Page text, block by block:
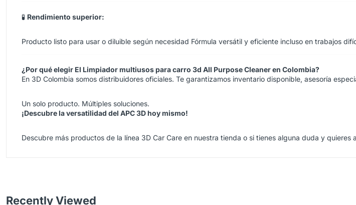
🧪 Rendimiento superior:
Producto listo para usar o diluible según necesidad Fórmula versátil y eficiente incluso en trabajos
¿Por qué elegir El Limpiador multiusos para carro 3d All Purpose Cleaner en Colombia?
En 3D Colombia somos distribuidores oficiales. Te garantizamos inventario disponible, asesoría
Un solo producto. Múltiples soluciones.
¡Descubre la versatilidad del APC 3D hoy mismo!
Descubre más productos de la línea 3D Car Care en nuestra tienda o si tienes alguna duda y quieres
Recently Viewed